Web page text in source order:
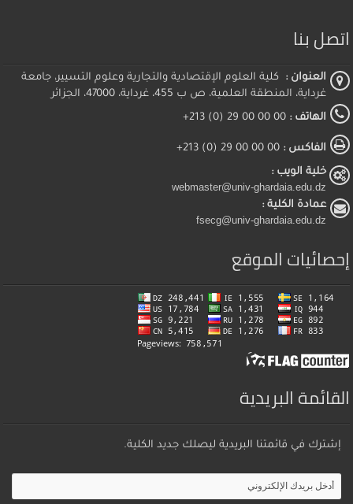
اتصل بنا
العنوان : كلية العلوم الإقتصادية والتجارية وعلوم التسيير، جامعة
غرداية، المنطقة العلمية، ص ب 455، غرداية، 47000، الجزائر
الهاتف : 00 00 00 29 (0) 213+
الفاكس : 00 00 00 29 (0) 213+
خلية الويب :
webmaster@univ-ghardaia.edu.dz
عمادة الكلية :
fsecg@univ-ghardaia.edu.dz
إحصائيات الموقع
القائمة البريدية
إشترك في قائمتنا البريدية ليصلك جديد الكلية.